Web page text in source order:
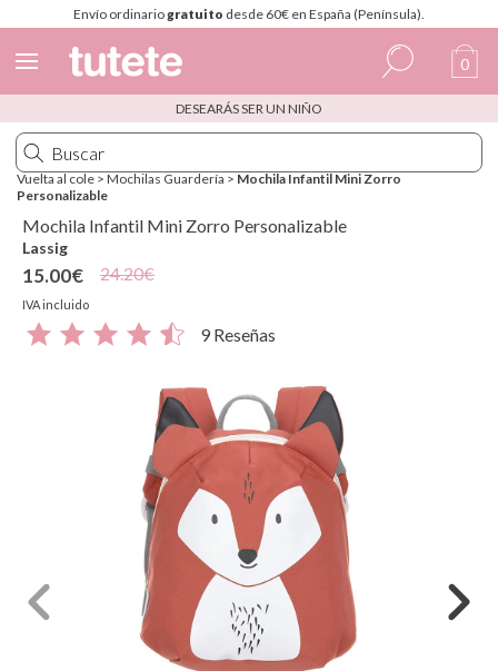
Envío ordinariogratuito desde 60€ en España (Península).
Español
Italiano
Inglés
Francés
0
DESEARÁS SER UN NIÑO
Vuelta al cole > Mochilas Guardería > Mochila Infantil Mini Zorro
Personalizable
Mochila Infantil Mini Zorro Personalizable
Lassig
15.00€
IVA incluido
24.20€
9 Reseñas